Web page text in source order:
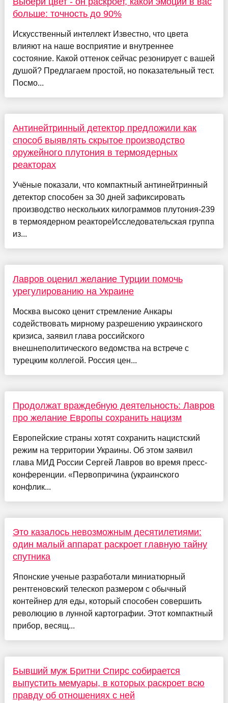
больше: точность до 90%
Искусственный интеллект Известно, что цвета
влияют на наше восприятие и внутреннее
состояние. Какой оттенок сейчас резонирует с вашей
душой? Предлагаем простой, но показательный тест.
Посмо...
Антинейтринный детектор предложили как
способ выявлять скрытое производство
оружейного плутония в термоядерных
реакторах
Учёные показали, что компактный антинейтринный
детектор способен за 30 дней зафиксировать
производство нескольких килограммов плутония-239
в термоядерном реактореИсследовательская группа
из...
Лавров оценил желание Турции помочь
урегулированию на Украине
Москва высоко ценит стремление Анкары
содействовать мирному разрешению украинского
кризиса, заявил глава российского
внешнеполитического ведомства на встрече с
турецким коллегой. Россия цен...
Продолжат враждебную деятельность: Лавров
про желание Европы сохранить нацизм
Европейские страны хотят сохранить нацистский
режим на территории Украины. Об этом заявил
глава МИД России Сергей Лавров во время пресс-
конференции. «Первопричина (украинского
конфлик...
Это казалось невозможным десятилетиями:
один малый аппарат раскроет главную тайну
спутника
Японские ученые разработали миниатюрный
рентгеновский телескоп размером с обычный
контейнер для еды, который способен совершить
революцию в лунной картографии. Этот компактный
прибор, весящ...
Бывший муж Бритни Спирс собирается
выпустить мемуары, в которых раскроет всю
правду об отношениях с ней